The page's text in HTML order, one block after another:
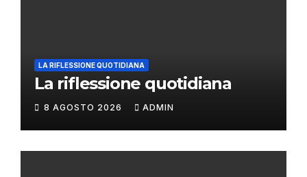
LA RIFLESSIONE QUOTIDIANA
La riflessione quotidiana
8 AGOSTO 2026 ADMIN